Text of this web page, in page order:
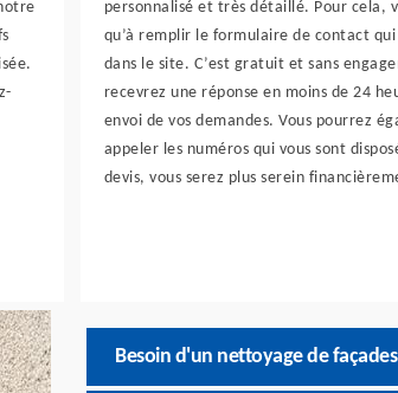
personnalisé et très détaillé. Pour cela,
qu’à remplir le formulaire de contact
dans le site. C’est gratuit et sans
recevrez une réponse en moins de 24
envoi de vos demandes. Vous pourrez
appeler les numéros qui vous sont
devis, vous serez plus serein
Besoin d'un nettoyage de